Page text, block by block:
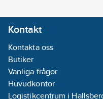
Kontakt
Kontakta oss
Butiker
Vanliga frågor
Huvudkontor
Logistikcentrum i